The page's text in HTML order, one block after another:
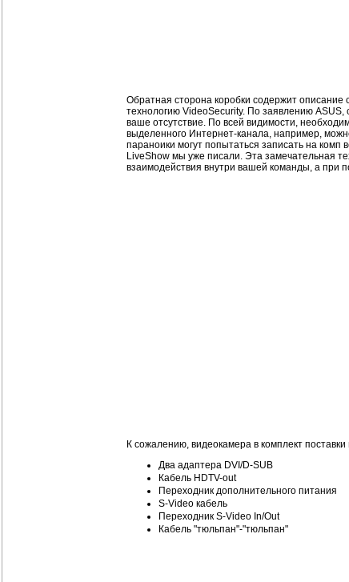
Обратная сторона коробки содержит
технологию VideoSecurity. По заявлению
ваше отсутствие. По всей видимости,
выделенного Интернет-канала, например,
параноики могут попытаться записать на комп
LiveShow мы уже писали. Эта замечательная
взаимодействия внутри вашей команды, а при
К сожалению, видеокамера в комплект
Два адаптера DVI/D-SUB
Кабель HDTV-out
Переходник дополнительного питания
S-Video кабель
Переходник S-Video In/Out
Кабель "тюльпан"-"тюльпан"